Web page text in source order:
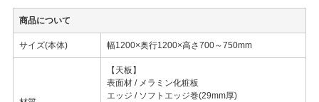
商品について
サイズ(本体) 幅1200×奥行1200×高さ700～750mm
【天板】
表面材 / メラミン化粧板
エッジ / ソフトエッジ巻(29mm厚)